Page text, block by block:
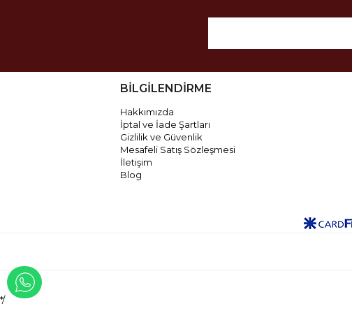
BİLGİLENDİRME
Hakkımızda
İptal ve İade Şartları
Gizlilik ve Güvenlik
Mesafeli Satış Sözleşmesi
İletişim
Blog
*/